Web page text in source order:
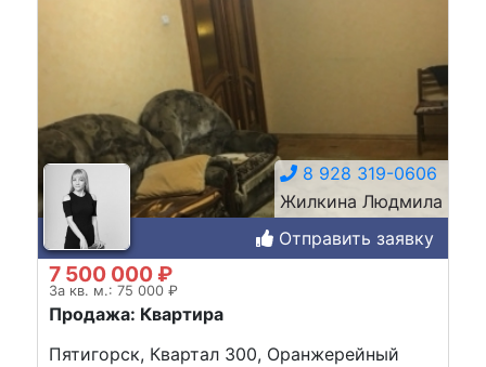
8 928 319-0606
Жилкина Людмила
Отправить заявку
7 500 000 ₽
За кв. м.: 75 000 ₽
Продажа: Квартира
Пятигорск, Квартал 300, Оранжерейный